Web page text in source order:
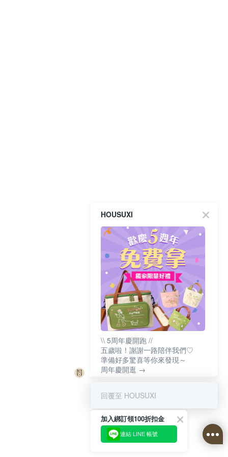
HOUSUXI
\\ 5周年慶開跑 //
五歲啦！謝謝一路陪伴我們♡
準備好多驚喜等你來發現～
周年慶開逛 →
回覆至 HOUSUXI
加入綁訂領100折扣金
連結 LINE 帳號